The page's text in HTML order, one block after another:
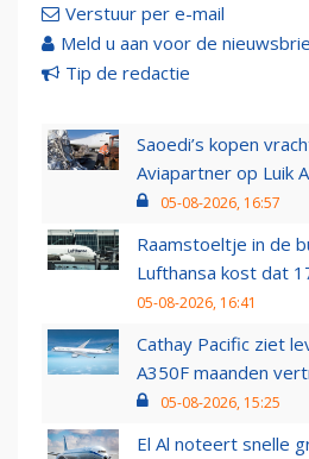
Verstuur per e-mail
Meld u aan voor de
Tip de redactie
Saoedi’s kopen
Aviapartner op Luik
05-08-2026, 16:57
Raamstoeltje in de
Lufthansa kost dat
05-08-2026, 16:41
Cathay Pacific ziet
A350F maanden
05-08-2026, 15:25
El Al noteert snelle